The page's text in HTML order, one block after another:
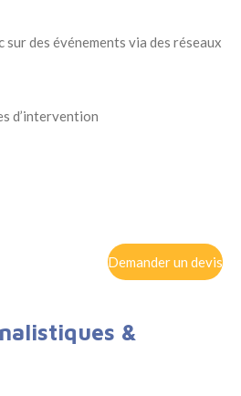
des événements via des réseaux
d’intervention
Demander un devis
&